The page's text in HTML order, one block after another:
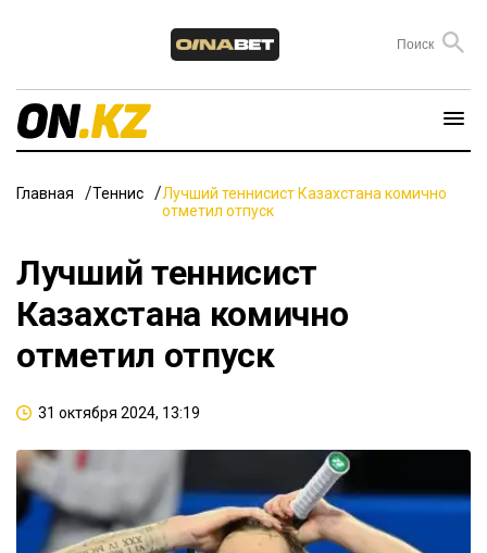
Главная Теннис
Лучший теннисист Казахстана комично
отметил отпуск
Лучший теннисист
Казахстана комично
отметил отпуск
31 октября 2024, 13:19